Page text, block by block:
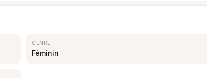
GENRE
Féminin